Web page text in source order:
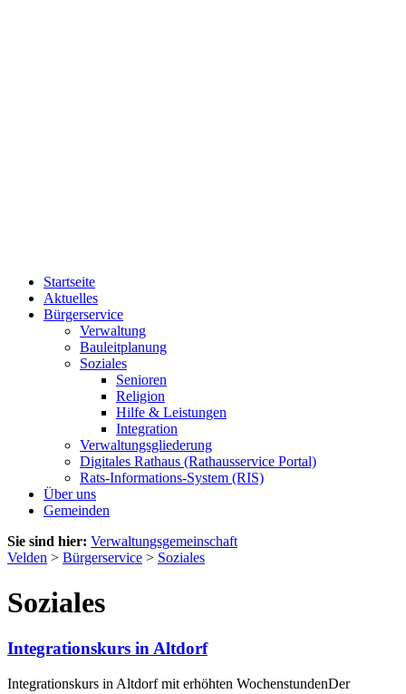
Startseite
Aktuelles
Bürgerservice
Verwaltung
Bauleitplanung
Soziales
Senioren
Religion
Hilfe & Leistungen
Integration
Verwaltungsgliederung
Digitales Rathaus (Rathausservice Portal)
Rats-Informations-System (RIS)
Über uns
Gemeinden
Sie sind hier: Verwaltungsgemeinschaft
Velden > Bürgerservice > Soziales
Soziales
Integrationskurs in Altdorf
Integrationskurs in Altdorf mit erhöhten WochenstundenDer